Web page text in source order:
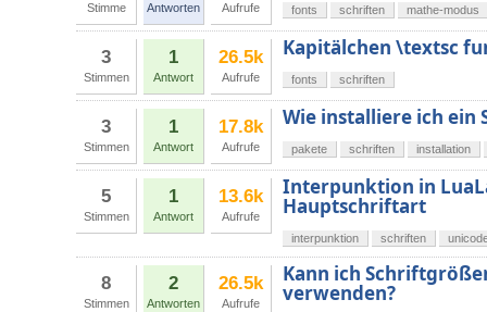
Stimme Antworten Aufrufe fonts schriften mathe-modus
3
Stimmen
1
Antwort
26.5k
Aufrufe
Kapitälchen \textsc
fonts schriften
3
Stimmen
1
Antwort
17.8k
Aufrufe
Wie installiere ich ein
pakete schriften installation
5
Stimmen
1
Antwort
13.6k
Aufrufe
Interpunktion in
Hauptschriftart
interpunktion schriften
8
Stimmen
2
Antworten
26.5k
Aufrufe
Kann ich
verwenden?